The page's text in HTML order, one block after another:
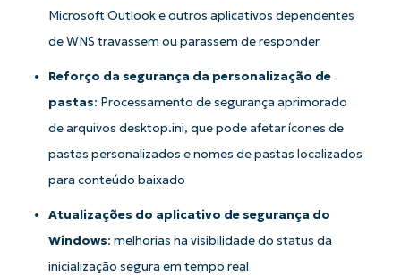
Microsoft Outlook e outros aplicativos dependentes
de WNS travassem ou parassem de responder
Reforço da segurança da personalização de
pastas: Processamento de segurança aprimorado
de arquivos desktop.ini, que pode afetar ícones de
pastas personalizados e nomes de pastas localizados
para conteúdo baixado
Atualizações do aplicativo de segurança do
Windows: melhorias na visibilidade do status da
inicialização segura em tempo real